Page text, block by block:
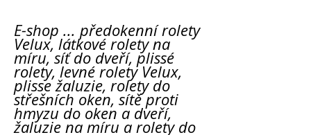
E-shop ... předokenní rolety
Velux, látkové rolety na
míru, síť do dveří, plissé
rolety, levné rolety Velux,
plisse žaluzie, rolety do
střešních oken, sítě proti
hmyzu do oken a dveří,
žaluzie na míru a rolety do